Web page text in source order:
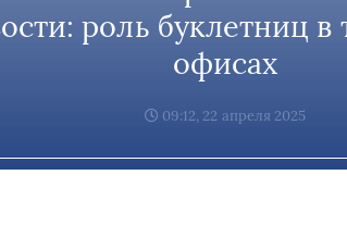
роль буклетниц
офисах
09:12, 22 апреля 2025